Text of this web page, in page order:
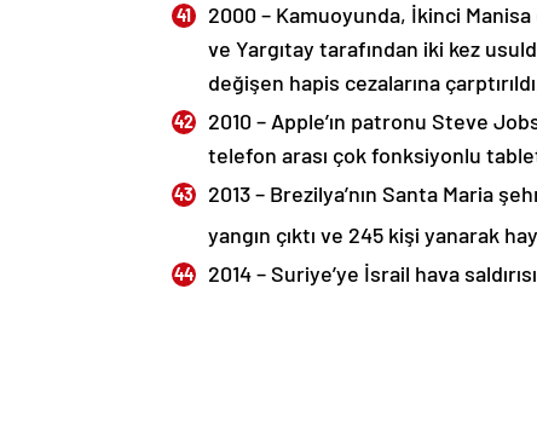
2000 – Kamuoyunda, İkinci Manisa
ve Yargıtay tarafından iki kez
değişen hapis cezalarına
2010 – Apple’ın patronu Steve
telefon arası çok fonksiyonlu tablet
2013 – Brezilya’nın Santa Maria
yangın çıktı ve 245 kişi yanarak
2014 – Suriye’ye İsrail hava